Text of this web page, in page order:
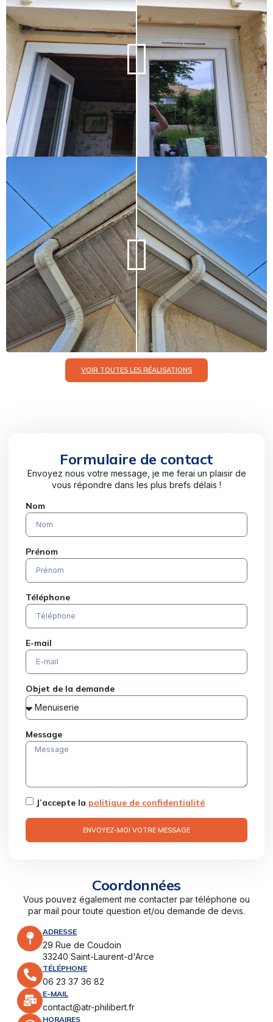
VOIR TOUTES LES RÉALISATIONS
Formulaire de contact
Envoyez nous votre message, je me ferai un plaisir de
vous répondre dans les plus brefs délais !
Nom
Prénom
Téléphone
E-mail
Objet de la demande
Message
J’accepte la politique de confidentialité
ENVOYEZ-MOI VOTRE MESSAGE
Coordonnées
Vous pouvez également me contacter par téléphone ou
par mail pour toute question et/ou demande de devis.
ADRESSE
29 Rue de Coudoin
33240 Saint-Laurent-d'Arce
TÉLÉPHONE
06 23 37 36 82
E-MAIL
contact@atr-philibert.fr
HORAIRES